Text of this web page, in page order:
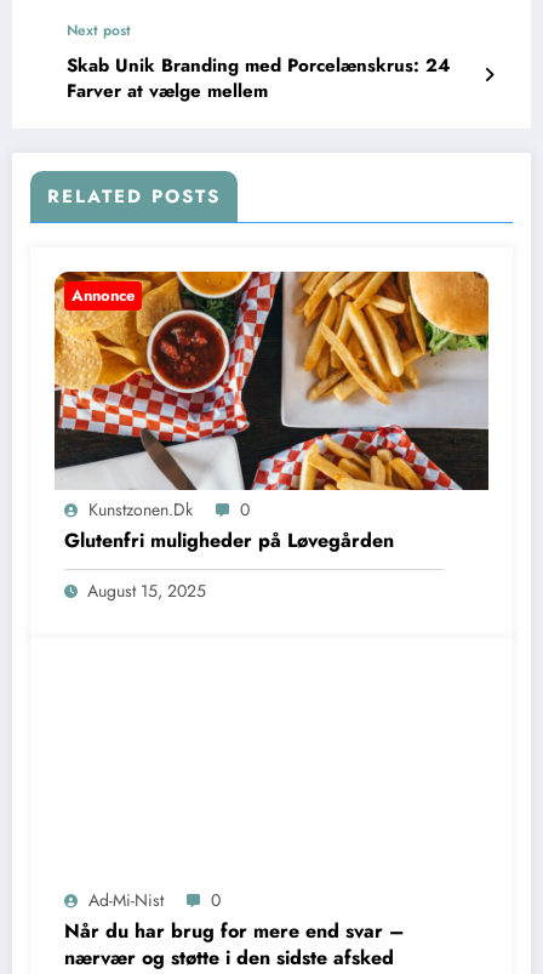
Next post
Skab Unik Branding med Porcelænskrus: 24
Farver at vælge mellem
RELATED POSTS
Annonce
Kunstzonen.dk 0
Glutenfri muligheder på Løvegården
August 15, 2025
Ad-Mi-Nist 0
Når du har brug for mere end svar –
nærvær og støtte i den sidste afsked